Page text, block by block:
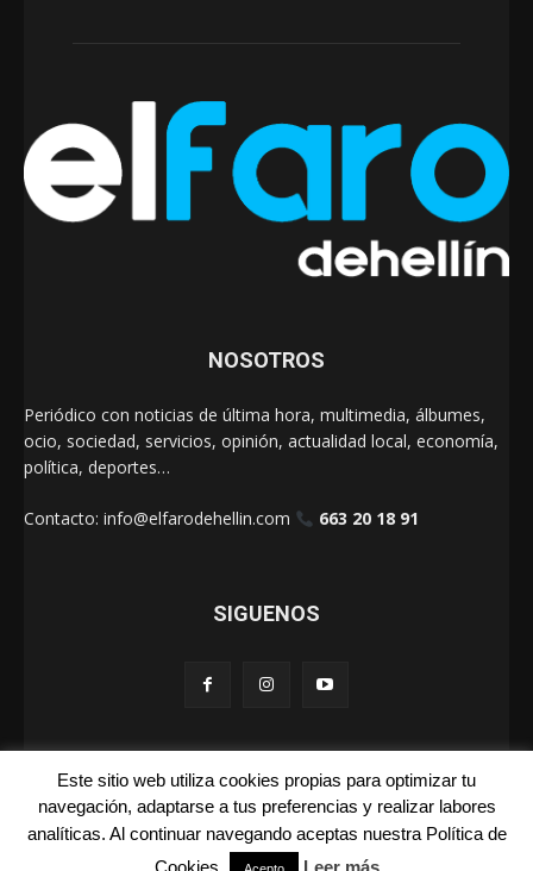
NOSOTROS
Periódico con noticias de última hora, multimedia, álbumes,
ocio, sociedad, servicios, opinión, actualidad local, economía,
política, deportes…
Contacto: info@elfarodehellin.com 663 20 18 91
SIGUENOS
El Faro de Hellín 2025
La Foto de la Semana
Este sitio web utiliza cookies propias para optimizar tu
navegación, adaptarse a tus preferencias y realizar labores
analíticas. Al continuar navegando aceptas nuestra Política de
Cookies.
Leer más